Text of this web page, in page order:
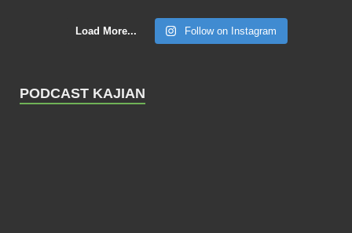
Load More... Follow on Instagram
PODCAST KAJIAN